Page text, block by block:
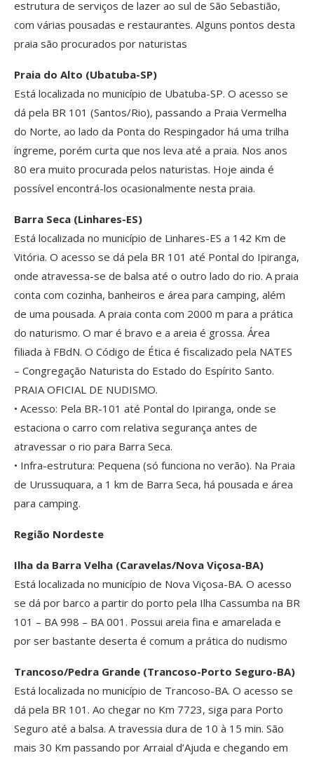
estrutura de serviços de lazer ao sul de São Sebastião,
com várias pousadas e restaurantes. Alguns pontos desta
praia são procurados por naturistas
Praia do Alto (Ubatuba-SP)
Está localizada no município de Ubatuba-SP. O acesso se
dá pela BR 101 (Santos/Rio), passando a Praia Vermelha
do Norte, ao lado da Ponta do Respingador há uma trilha
íngreme, porém curta que nos leva até a praia. Nos anos
80 era muito procurada pelos naturistas. Hoje ainda é
possível encontrá-los ocasionalmente nesta praia.
Barra Seca (Linhares-ES)
Está localizada no município de Linhares-ES a 142 Km de
Vitória. O acesso se dá pela BR 101 até Pontal do Ipiranga,
onde atravessa-se de balsa até o outro lado do rio. A praia
conta com cozinha, banheiros e área para camping, além
de uma pousada. A praia conta com 2000 m para a prática
do naturismo. O mar é bravo e a areia é grossa. Área
filiada à FBdN. O Código de Ética é fiscalizado pela NATES
– Congregação Naturista do Estado do Espírito Santo.
PRAIA OFICIAL DE NUDISMO.
• Acesso: Pela BR-101 até Pontal do Ipiranga, onde se
estaciona o carro com relativa segurança antes de
atravessar o rio para Barra Seca.
• Infra-estrutura: Pequena (só funciona no verão). Na Praia
de Urussuquara, a 1 km de Barra Seca, há pousada e área
para camping.
Região Nordeste
Ilha da Barra Velha (Caravelas/Nova Viçosa-BA)
Está localizada no município de Nova Viçosa-BA. O acesso
se dá por barco a partir do porto pela Ilha Cassumba na BR
101 – BA 998 – BA 001. Possui areia fina e amarelada e
por ser bastante deserta é comum a prática do nudismo
Trancoso/Pedra Grande (Trancoso-Porto Seguro-BA)
Está localizada no município de Trancoso-BA. O acesso se
dá pela BR 101. Ao chegar no Km 7723, siga para Porto
Seguro até a balsa. A travessia dura de 10 à 15 min. São
mais 30 Km passando por Arraial d’Ajuda e chegando em